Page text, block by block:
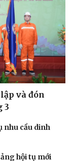
và đón
3
nhu cầu dinh
hội tụ mới